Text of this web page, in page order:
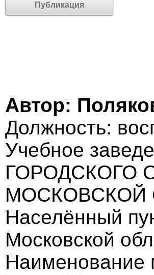
Публикация
Автор:
Должность:
Учебное
ГОРОДСКОГО
МОСКОВСКОЙ
Населённый
Московской
Наименование